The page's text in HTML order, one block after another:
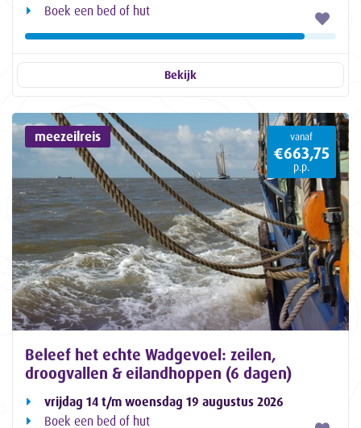
Boek een bed of hut
Bekijk
meezeilreis vanaf
€663,75
p.p.
Beleef het echte Wadgevoel: zeilen,
droogvallen & eilandhoppen (6 dagen)
vrijdag 14 t/m woensdag 19 augustus 2026
Boek een bed of hut